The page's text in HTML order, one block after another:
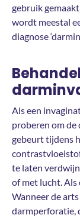
gebruik
wordt meestal
diagnose
Als een
proberen om
gebeurt tijdens
te laten
of met lucht. Als
Wanneer de
darmperforatie,